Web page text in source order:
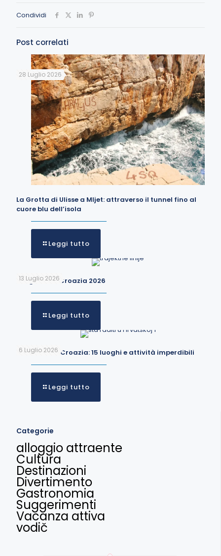
Condividi
Post correlati
28 Luglio 2026
La Grotta di Ulisse a Mljet: attraverso il tunnel fino al
cuore blu dell’isola
Leggi tutto
13 Luglio 2026
Traghetti in Croazia 2026
Leggi tutto
6 Luglio 2026
Cosa fare in Croazia: 15 luoghi e attività imperdibili
Leggi tutto
Categorie
alloggio attraente
Cultura
Destinazioni
Divertimento
Gastronomia
Suggerimenti
Vacanza attiva
vodič